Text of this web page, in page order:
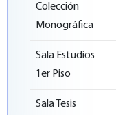
Colección
Monográfica
Sala Estudios
1er Piso
Sala Tesis